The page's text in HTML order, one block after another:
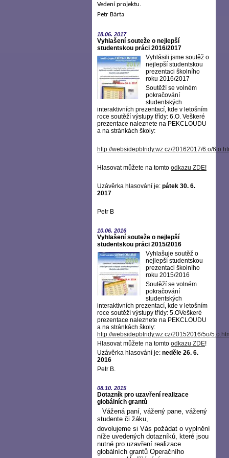
Vedení projektu.
Petr Bárta
18.06. 2017
Vyhlašení souteže o nejlepší
studentskou práci 2016/2017
Vyhlásili jsme soutěž o
nejlepší studentskou
prezentaci školního
roku 2016/2017
Soutěží se volném
pokračování
studentských
interaktivních prezentací, kde v letošním
roce soutěží výstupy třídy: 6.O. Veškeré
prezentace naleznete na PEKCLOUDU
a na stránkách školy:
http://websidepbtridy.wz.cz/20162017/6.o/
Hlasovat můžete na tomto odkazu ZDE!
Uzávěrka hlasování je: pátek 30. 6.
2017
Petr B
10.06. 2016
Vyhlašení souteže o nejlepší
studentskou práci 2015/2016
Vyhlašuje soutěž o
nejlepší studentskou
prezentaci školního
roku 2015/2016
Soutěží se volném
pokračování
studentských
interaktivních prezentací, kde v letošním
roce soutěží výstupy třídy: 5.OVeškeré
prezentace naleznete na PEKCLOUDU
a na stránkách školy:
http://websidepbtridy.wz.cz/20152016/5o/
Hlasovat můžete na tomto odkazu ZDE!
Uzávěrka hlasování je: neděle 26. 6.
2016
Petr B.
08.10. 2015
Dotazník pro uzavření realizace
globálních grantů
Vážená paní, vážený pane, vážený
studente či žáku,
dovolujeme si Vás požádat o vyplnění
níže uvedených dotazníků, které jsou
nutné pro uzavření realizace
globálních grantů Operačního